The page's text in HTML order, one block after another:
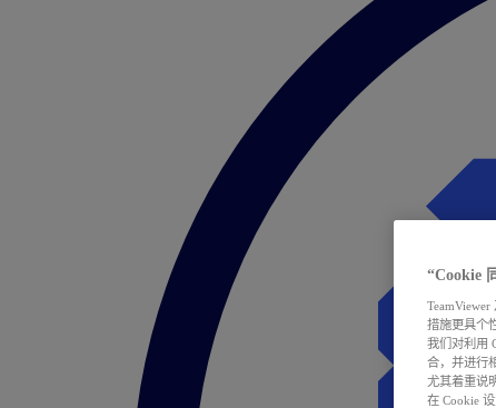
“Cookie
措施更具个
我们对利用
合，并进行
尤其着重说
在 Cookie